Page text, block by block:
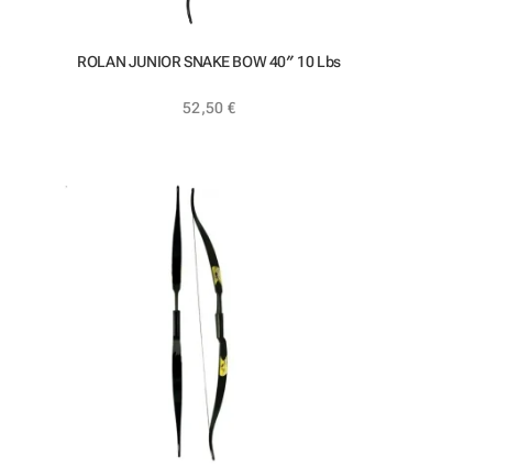
52,50 €
ROLAN JUNIOR SNAKE BOW 40″ 10 Lbs